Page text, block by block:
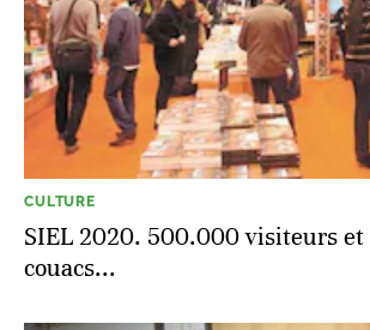
CULTURE
SIEL 2020. 500.000 visiteurs et
couacs...